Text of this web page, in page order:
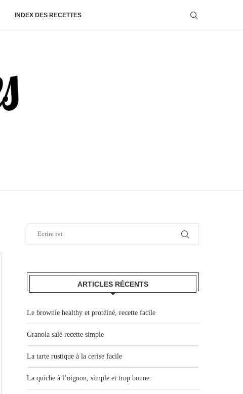
INDEX DES RECETTES
ARTICLES RÉCENTS
Le brownie healthy et protéiné, recette facile
Granola salé recette simple
La tarte rustique à la cerise facile
La quiche à l’oignon, simple et trop bonne.